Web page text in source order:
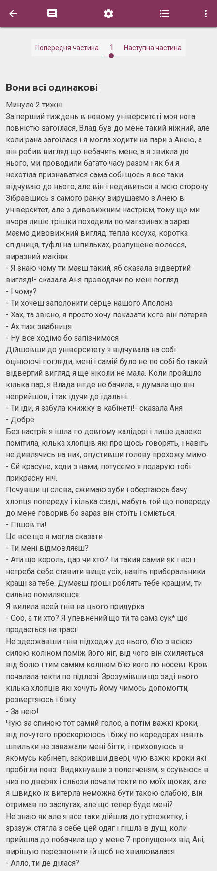
    
Попередня частина 1 Наступна частина
Вони всі одинакові
Минуло 2 тижні
За перший тиждень в новому університеті моя нога
повністю загоїлася, Влад був до мене такий ніжний, але
коли рана загоїлася і я могла ходити на пари з Анею, а
він робив вигляд що небачить мене, а я звикла до
нього, ми проводили багато часу разом і як би я
нехотіла признаватися сама собі щось я все таки
відчуваю до нього, але він і недивиться в мою сторону.
Зібравшись з самого ранку вирушаємо з Анею в
університет, але з дивовижним настрієм, тому що ми
вчора лише трішки походили по магазинах а зараз
маємо дивовижний вигляд: тепла косуха, коротка
спідниця, туфлі на шпильках, розпущене волосся,
виразний макіяж.
- Я знаю чому ти маєш такий, яб сказала відвертий
вигляд!- сказала Аня проводячи по мені погляд
- І чому?
- Ти хочеш заполонити серце нашого Аполона
- Хах, та звісно, я просто хочу показати кого він потеряв
- Ах тиж звабниця
- Ну все ходімо бо запізнимося
Дійшовши до університету я відчувала на собі
оцінюючі погляди, мені і самій було не по собі бо такий
відвертий вигляд я ще ніколи не мала. Коли пройшло
кілька пар, я Влада нігде не бачила, я думала що він
неприйшов, і так ідучи до їдальні...
- Ти іди, я забула книжку в кабінеті!- сказала Аня
- Добре
Без настрія я ішла по довгому калідорі і лише далеко
помітила, кілька хлопців які про щось говорять, і навіть
не дивлячись на них, опустивши голову прохожу мимо.
- Єй красуне, ходи з нами, потусемо я подарую тобі
прикрасну ніч.
Почувши ці слова, сжимаю зуби і обертаюсь бачу
хлопця попереду і кілька сзаді, мабуть той що попереду
до мене говорив бо зараз він стоїть і сміється.
- Пішов ти!
Це все що я могла сказати
- Ти мені відмовляєш?
- Ати що король, цар чи хто? Ти такий самий як і всі і
нетреба себе ставити вище усіх, навіть приберальники
кращі за тебе. Думаєш гроші роблять тебе кращим, ти
сильно помиляєшся.
Я вилила всей гнів на цього придурка
- Ооо, а ти хто? Я упевнений що ти та сама сук* що
продається на трасі!
Не здержавши гнів підходжу до нього, б'ю з всією
силою коліном поміж його ніг, від чого він схиляється
від болю і тим самим коліном б'ю його по носеві. Кров
почалала текти по підлозі. Зрозумівши що заді нього
кілька хлопців які хочуть йому чимось допомогти,
розвертяюсь і біжу
- За нею!
Чую за спиною тот самий голос, а потім важкі кроки,
від почутого проскорююсь і біжу по коредорах навіть
шпильки не заважали мені бігти, і приховуюсь в
якомусь кабінеті, закривши двері, чую важкі кроки які
пробігли повз. Видихнувши з полегченям, я ссуваюсь в
низ по дверях і сльози почали текти по моїх щоках, але
я швидко їх витерла неможна бути такою слабою, він
отримав по заслугах, але що тепер буде мені?
Не знаю як але я все таки дійшла до гуртожитку, і
зразуж стягла з себе цей одяг і пішла в душ, коли
прийшла до побачила що у мене 7 пропущених від Ані,
вирішую перезвонити їй щоб не хвилювалася
- Алло, ти де ділася?